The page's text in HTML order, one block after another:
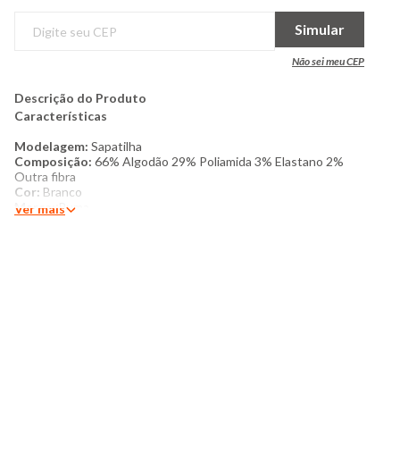
Simular
Não sei meu CEP
Descrição do Produto
Características
Modelagem: Sapatilha
Composição: 66% Algodão 29% Poliamida 3% Elastano 2%
Outra fibra
Cor: Branco
Marca: Puma
Ver mais